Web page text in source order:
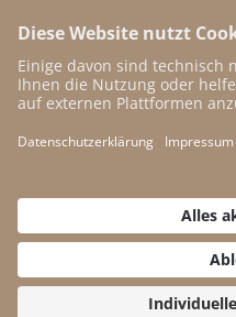
Autor:innen
Newsletter
Open Access
Impressum
Datenschutz